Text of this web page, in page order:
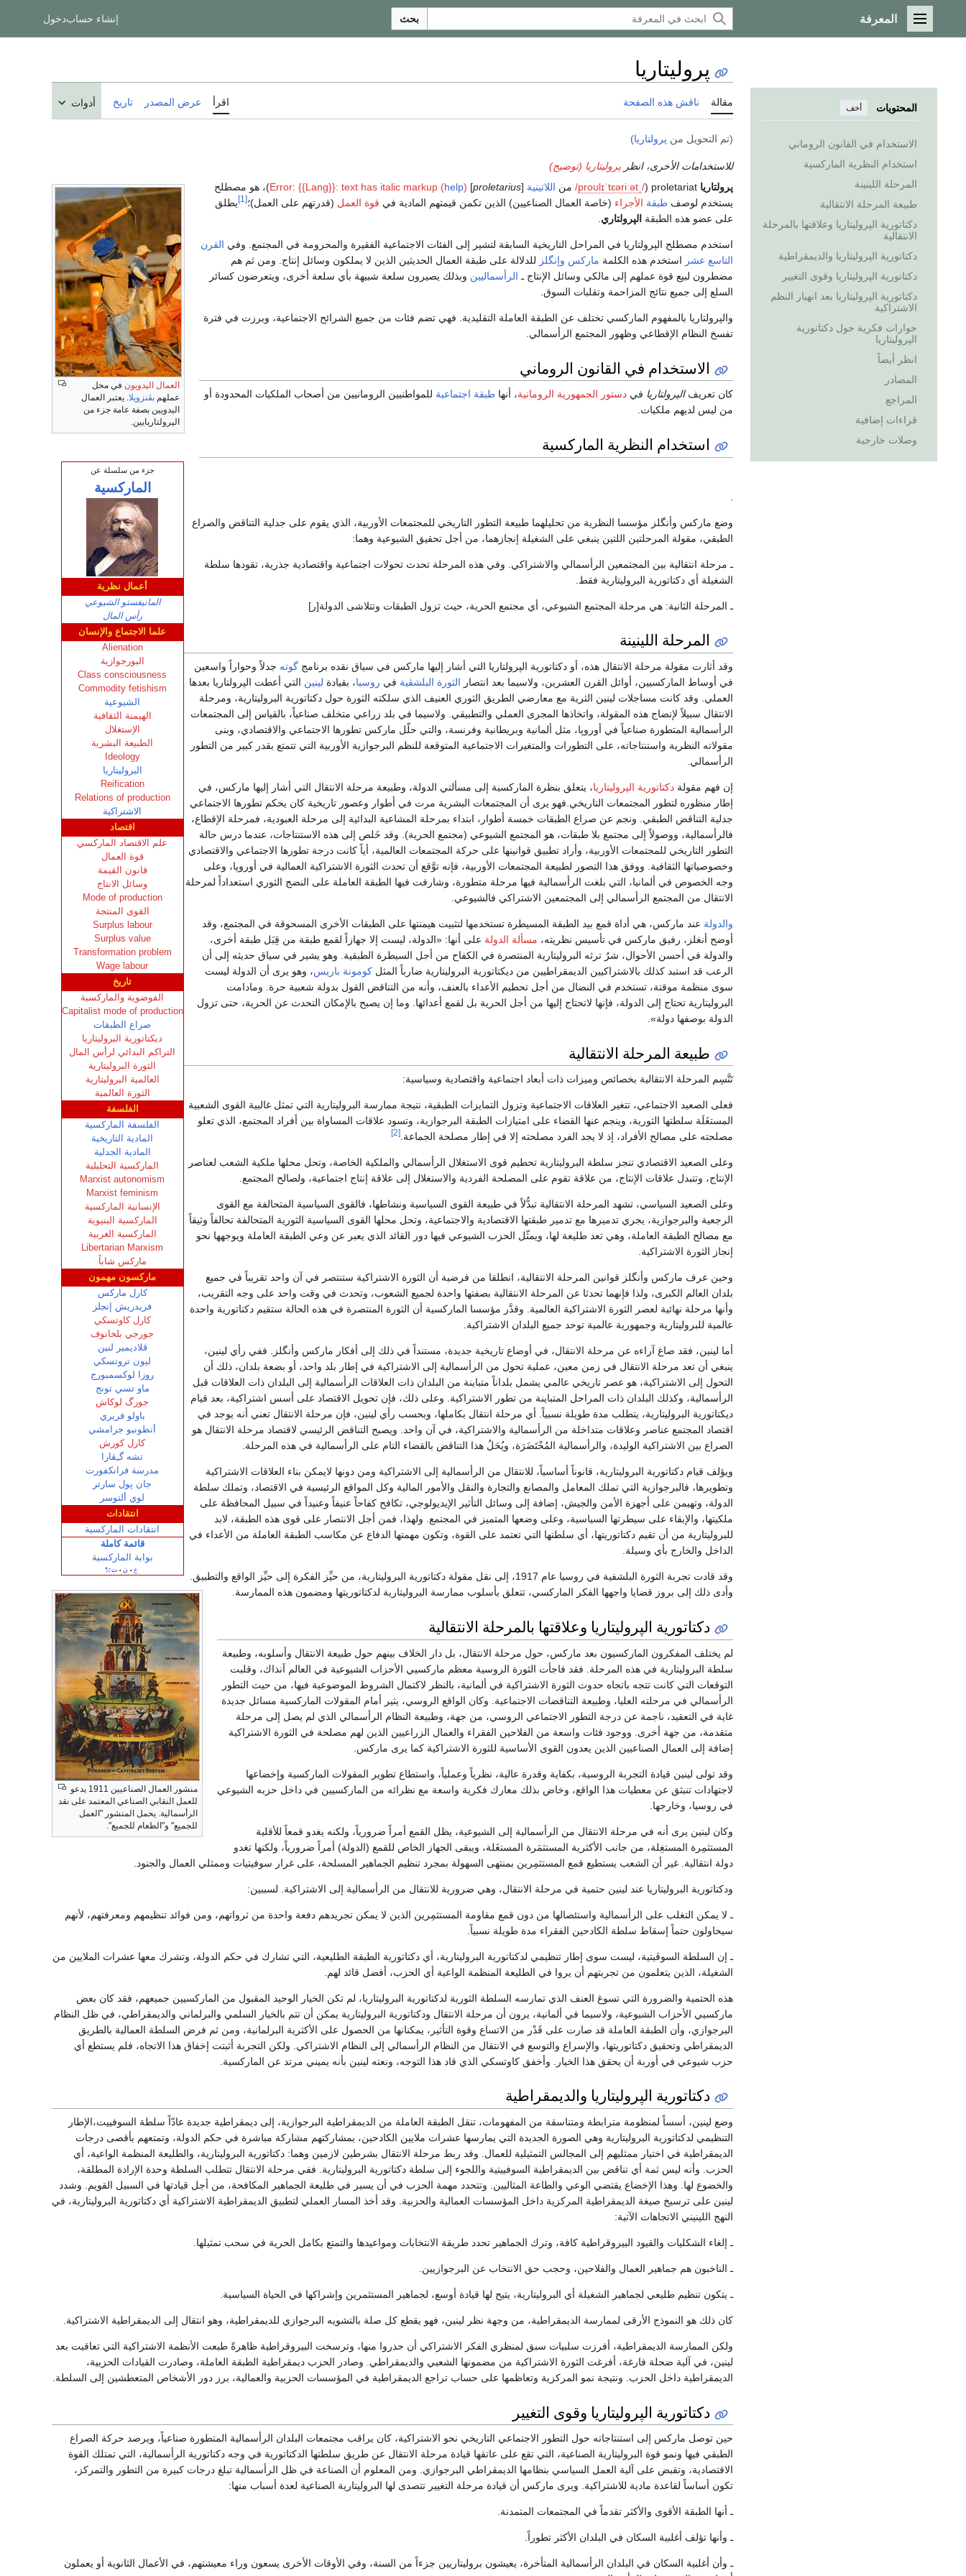
القائمة الرئيسية
المعرفة بحث إنشاء حسابدخول
المحتويات أخف
الاستخدام في القانون الروماني
استخدام النظرية الماركسية
المرحلة اللينينة
طبيعة المرحلة الانتقالية
دكتاتورية الپروليتاريا وعلاقتها بالمرحلة
الانتقالية
دكتاتورية الپروليتاريا والديمقراطية
دكتاتورية الپروليتاريا وقوى التغيير
دكتاتورية الپروليتاريا بعد انهيار النظم
الاشتراكية
حوارات فكرية حول دكتاتورية
الپروليتاريا
انظر أيضاً
المصادر
المراجع
قراءات إضافية
وصلات خارجية
پروليتاريا
مقالة ناقش هذه الصفحة اقرأ عرض المصدر تاريخ أدوات
(تم التحويل من پرولتاريا)
للاستخدامات الأخرى، انظر پروليتاريا (توضيح)
العمال اليدويون في محل
عملهم بڤنزويلا. يعتبر العمال
اليدويين بصفة عامة جزء من
الپرولتاريايين.
پرولتاريا /
proʊlɪˈtɛəriːət
/ من اللاتينية [
proletarius
]
Error: {{Lang}}: text has italic markup (help)
)، هو مصطلح
يستخدم لوصف طبقة الأجراء (خاصة العمال الصناعيين) الذين تكمن قيمتهم المادية في قوة العمل (قدرتهم على العمل)؛[1]
يطلق
على عضو هذه الطبقة الپرولتاري
استخدم مصطلح الپرولتاريا في المراحل التاريخية السابقة لتشير إلى الفئات الاجتماعية الفقيرة والمحرومة في المجتمع. وفي القرن
التاسع عشر استخدم هذه الكلمة ماركس وإنگلز للدلالة على طبقة العمال الحديثين الذين لا يملكون وسائل إنتاج. ومن ثم هم
مضطرون لبيع قوة عملهم إلى مالكي وسائل الإنتاج ـ الرأسماليين وبذلك يصيرون سلعة شبيهة بأي سلعة أخرى، ويتعرضون كسائر
السلع إلى جميع نتائج المزاحمة وتقلبات السوق.
والپرولتاريا بالمفهوم الماركسي تختلف عن الطبقة العاملة التقليدية. فهي تضم فئات من جميع الشرائح الاجتماعية، وبرزت في فترة
تفسخ النظام الإقطاعي وظهور المجتمع الرأسمالي.
الاستخدام في القانون الروماني
كان تعريفالپرولتاريا في دستور الجمهورية الرومانية، أنها طبقة اجتماعية للمواطنيين الرومانيين من أصحاب الملكيات المحدودة أو
من ليس لديهم ملكيات.
استخدام النظرية الماركسية
جزء من سلسلة عن
الماركسية
أعمال نظرية
المانيفستو الشيوعي
رأس المال
علما الاجتماع والإنسان
Alienation
البورجوازية
Class consciousness
Commodity fetishism
الشيوعية
الهيمنة الثقافية
الإستغلال
الطبيعة البشرية
Ideology
البروليتاريا
Reification
Relations of production
الاشتراكية
اقتصاد
علم الاقتصاد الماركسي
قوة العمال
قانون القيمة
وسائل الانتاج
Mode of production
القوى المنتجة
Surplus labour
Surplus value
Transformation problem
Wage labour
تاريخ
الفوضوية والماركسية
Capitalist mode of production
صراع الطبقات
ديكتاتورية البروليتاريا
التراكم البدائي لرأس المال
الثورة البروليتارية
العالمية البروليتارية
الثورة العالمية
الفلسفة
الفلسفة الماركسية
المادية التاريخية
المادية الجدلية
الماركسية التحليلية
Marxist autonomism
Marxist feminism
الإنسانية الماركسية
الماركسية البنيوية
الماركسية الغربية
Libertarian Marxism
ماركس شاباً
ماركسون مهمون
كارل ماركس
فريدريش إنجلز
كارل كاوتسكي
جورجي بلخانوف
ڤلاديمير لنين
ليون تروتسكي
روزا لوكسمبورج
ماو تسي تونج
جورگ لوكاش
باولو فريري
أنطونيو جرامشي
كارل كورش
تشه گـِڤارا
مدرسة فرانكفورت
جان پول سارتر
لوي ألتوسر
انتقادات
انتقادات الماركسية
قائمة كاملة
بوابة الماركسية
ع • ن • ت
منشور العمال الصناعيين 1911 يدعو
للعمل النقابي الصناعي المعتمد على نقد
الرأسمالية. يحمل المنشور "العمل
للجميع" و"الطعام للجميع".
وضع ماركس وأنگلز مؤسسا النظرية من تحليلهما طبيعة التطور التاريخي للمجتمعات الأوربية، الذي يقوم على جدلية التناقض والصراع
الطبقي، مقولة المرحلتين اللتين ينبغي على الشغيلة إنجازهما، من أجل تحقيق الشيوعية وهما:
ـ مرحلة انتقالية بين المجتمعين الرأسمالي والاشتراكي. وفي هذه المرحلة تحدث تحولات اجتماعية واقتصادية جذرية، تقودها سلطة
الشغيلة أي دكتاتورية البروليتارية فقط.
ـ المرحلة الثانية: هي مرحلة المجتمع الشيوعي، أي مجتمع الحرية، حيث تزول الطبقات وتتلاشى الدولة[ر]
المرحلة اللينينة
وقد أثارت مقولة مرحلة الانتقال هذه، أو دكتاتورية الپرولتاريا التي أشار إليها ماركس في سياق نقده برنامج گوته جدلاً وحواراً واسعين
في أوساط الماركسيين، أوائل القرن العشرين، ولاسيما بعد انتصار الثورة البلشڤية في روسيا، بقيادة لينين التي أعطت الپرولتاريا بعدها
العملي. وقد كانت مساجلات لينين الثرية مع معارضي الطريق الثوري العنيف الذي سلكته الثورة حول دكتاتورية البروليتارية، ومرحلة
الانتقال سبيلاً لإنضاج هذه المقولة، واتخاذها المجرى العملي والتطبيقي. ولاسيما في بلد زراعي متخلف صناعياً، بالقياس إلى المجتمعات
الرأسمالية المتطورة صناعياً في أوروپا، مثل ألمانية وبريطانية وفرنسة، والتي حلّل ماركس تطورها الاجتماعي والاقتصادي، وبنى
مقولاته النظرية واستنتاجاته، على التطورات والمتغيرات الاجتماعية المتوقعة للنظم البرجوازية الأوربية التي تتمتع بقدر كبير من التطور
الرأسمالي.
إن فهم مقولة دكتاتورية الپروليتاريا، يتعلق بنظرة الماركسية إلى مسألتي الدولة، وطبيعة مرحلة الانتقال التي أشار إليها ماركس، في
إطار منظوره لتطور المجتمعات التاريخي.فهو يرى أن المجتمعات البشرية مرت في أطوار وعصور تاريخية كان يحكم تطورها الاجتماعي
جدلية التناقض الطبقي. ونجم عن صراع الطبقات خمسة أطوار، ابتداء بمرحلة المشاعية البدائية إلى مرحلة العبودية، فمرحلة الإقطاع،
فالرأسمالية، ووصولاً إلى مجتمع بلا طبقات، هو المجتمع الشيوعي (مجتمع الحرية). وقد خَلص إلى هذه الاستنتاجات، عندما درس حالة
التطور التاريخي للمجتمعات الأوربية، وأراد تطبيق قوانينها على حركة المجتمعات العالمية، أياً كانت درجة تطورها الاجتماعي والاقتصادي
وخصوصياتها الثقافية. ووفق هذا التصور لطبيعة المجتمعات الأوربية، فإنه توَّقع أن تحدث الثورة الاشتراكية العمالية في أوروپا، وعلى
وجه الخصوص في ألمانيا، التي بلغت الرأسمالية فيها مرحلة متطورة، وشارفت فيها الطبقة العاملة على النضج الثوري استعداداً لمرحلة
الانتقال من المجتمع الرأسمالي إلى المجتمعين الاشتراكي فالشيوعي.
والدولة عند ماركس، هي أداة قمع بيد الطبقة المسيطرة تستخدمها لتثبيت هيمنتها على الطبقات الأخرى المسحوقة في المجتمع، وقد
أوضح أنغلز، رفيق ماركس في تأسيس نظريته، مسألة الدولة على أنها: «الدولة، ليست إلا جهازاً لقمع طبقة من قِبَل طبقة أخرى،
والدولة في أحسن الأحوال، شرٌ ترثه البروليتارية المنتصرة في الكفاح من أجل السيطرة الطبقية. وهو يشير في سياق حديثه إلى أن
الرعب قد استبد كذلك بالاشتراكيين الديمقراطيين من ديكتاتورية البروليتارية ضارباً المثل كومونة باريس، وهو يرى أن الدولة ليست
سوى منظمة موقتة، تستخدم في النضال من أجل تحطيم الأعداء بالعنف، وأنه من التناقض القول بدولة شعبية حرة. ومادامت
البروليتارية تحتاج إلى الدولة، فإنها لاتحتاج إليها من أجل الحرية بل لقمع أعدائها. وما إن يصبح بالإمكان التحدث عن الحرية، حتى تزول
الدولة بوصفها دولة».
طبيعة المرحلة الانتقالية
تَتَّسِم المرحلة الانتقالية بخصائص وميزات ذات أبعاد اجتماعية واقتصادية وسياسية:
فعلى الصعيد الاجتماعي، تتغير العلاقات الاجتماعية وتزول التمايزات الطبقية، نتيجة ممارسة البروليتارية التي تمثل غالبية القوى الشعبية
المستغَلَة سلطتها الثورية، وينجم عنها القضاء على امتيازات الطبقة البرجوازية، وتسود علاقات المساواة بين أفراد المجتمع، الذي تعلو
مصلحته على مصالح الأفراد، إذ لا يجد الفرد مصلحته إلا في إطار مصلحة الجماعة.[2]
وعلى الصعيد الاقتصادي تنجز سلطة البروليتارية تحطيم قوى الاستغلال الرأسمالي والملكية الخاصة، وتحل محلها ملكية الشعب لعناصر
الإنتاج، وتتبدل علاقات الإنتاج، من علاقة تقوم على المصلحة الفردية والاستغلال إلى علاقة إنتاج اجتماعية، ولصالح المجتمع.
وعلى الصعيد السياسي، تشهد المرحلة الانتقالية تبدُّلاً في طبيعة القوى السياسية ونشاطها، فالقوى السياسية المتحالفة مع القوى
الرجعية والبرجوازية، يجري تدميرها مع تدمير طبقتها الاقتصادية والاجتماعية، وتحل محلها القوى السياسية الثورية المتحالفة تحالفاً وثيقاً
مع مصالح الطبقة العاملة، وهي تعد طليعة لها، ويمثّل الحزب الشيوعي فيها دور القائد الذي يعبر عن وعي الطبقة العاملة ويوجهها نحو
إنجاز الثورة الاشتراكية.
وحين عرف ماركس وأنگلز قوانين المرحلة الانتقالية، انطلقا من فرضية أن الثورة الاشتراكية ستنتصر في آن واحد تقريباً في جميع
بلدان العالم الكبرى، ولذا فإنهما تحدثا عن المرحلة الانتقالية بصفتها واحدة لجميع الشعوب، وتحدث في وقت واحد على وجه التقريب،
وأنها مرحلة نهائية لعصر الثورة الاشتراكية العالمية. وقدَّر مؤسسا الماركسية أن الثورة المنتصرة في هذه الحالة ستقيم دكتاتورية واحدة
عالمية للبروليتارية وجمهورية عالمية توحد جميع البلدان الاشتراكية.
أما لينين، فقد صاغ آراءه عن مرحلة الانتقال، في أوضاع تاريخية جديدة، مستنداً في ذلك إلى أفكار ماركس وأنگلز. ففي رأي لينين،
ينبغي أن تعد مرحلة الانتقال في زمن معين، عملية تحول من الرأسمالية إلى الاشتراكية في إطار بلد واحد، أو بضعة بلدان، ذلك أن
التحول إلى الاشتراكية، هو عصر تاريخي عالمي يشمل بلداناً متباينة من البلدان ذات العلاقات الرأسمالية إلى البلدان ذات العلاقات قبل
الرأسمالية، وكذلك البلدان ذات المراحل المتباينة من تطور الاشتراكية. وعلى ذلك، فإن تحويل الاقتصاد على أسس اشتراكية، بعد قيام
ديكتاتورية البروليتارية، يتطلب مدة طويلة نسبياً. أي مرحلة انتقال بكاملها، وبحسب رأي لينين، فإن مرحلة الانتقال تعني أنه يوجد في
اقتصاد المجتمع عناصر وعلاقات متداخلة من الرأسمالية والاشتراكية، في آن واحد. ويصبح التناقض الرئيسي لاقتصاد مرحلة الانتقال هو
الصراع بين الاشتراكية الوليدة، والرأسمالية المُحْتَضَرَة، ويُحَلُ هذا التناقض بالقضاء التام على الرأسمالية في هذه المرحلة.
ويؤلف قيام دكتاتورية البروليتارية، قانوناً أساسياً، للانتقال من الرأسمالية إلى الاشتراكية ومن دونها لايمكن بناء العلاقات الاشتراكية
وتطويرها، فالبرجوازية التي تملك المعامل والمصانع والتجارة والنقل والأمور المالية وكل المواقع الرئيسية في الاقتصاد، وتملك سلطة
الدولة، وتهيمن على أجهزة الأمن والجيش، إضافة إلى وسائل التأثير الإيديولوجي، تكافح كفاحاً عنيفاً وعنيداً في سبيل المحافظة على
ملكيتها، والإبقاء على سيطرتها السياسية، وعلى وضعها المتميز في المجتمع. ولهذا، فمن أجل الانتصار على قوى هذه الطبقة، لابد
للبروليتارية من أن تقيم دكتاتوريتها، أي سلطتها التي تعتمد على القوة، وتكون مهمتها الدفاع عن مكاسب الطبقة العاملة من الأعداء في
الداخل والخارج بأي وسيلة.
وقد قادت تجربة الثورة البلشفية في روسيا عام 1917، إلى نقل مقولة دكتاتورية البروليتارية، من حيِّز الفكرة إلى حيِّز الواقع والتطبيق.
وأدى ذلك إلى بروز قضايا واجهها الفكر الماركسي، تتعلق بأسلوب ممارسة البروليتارية لدكتاتوريتها ومضمون هذه الممارسة.
دكتاتورية الپروليتاريا وعلاقتها بالمرحلة الانتقالية
لم يختلف المفكرون الماركسيون بعد ماركس، حول مرحلة الانتقال، بل دار الخلاف بينهم حول طبيعة الانتقال وأسلوبه، وطبيعة
سلطة البروليتارية في هذه المرحلة. فقد فاجأت الثورة الروسية معظم ماركسيي الأحزاب الشيوعية في العالم آنذاك، وقلبت
التوقعات التي كانت تتجه باتجاه حدوث الثورة الاشتراكية في ألمانية، بالنظر لاكتمال الشروط الموضوعية فيها، من حيث التطور
الرأسمالي في مرحلته العليا، وطبيعة التناقضات الاجتماعية. وكان الواقع الروسي، يثير أمام المقولات الماركسية مسائل جديدة
غاية في التعقيد، ناجمة عن درجة التطور الاجتماعي الروسي، من جهة، وطبيعة النظام الرأسمالي الذي لم يصل إلى مرحلة
متقدمة، من جهة أخرى. ووجود فئات واسعة من الفلاحين الفقراء والعمال الزراعيين الذين لهم مصلحة في الثورة الاشتراكية
إضافة إلى العمال الصناعيين الذين يعدون القوى الأساسية للثورة الاشتراكية كما يرى ماركس.
وقد تولى لينين قيادة التجربة الروسية، بكفاية وقدرة عالية، نظرياً وعملياً، واستطاع تطوير المقولات الماركسية وإخضاعها
لاجتهادات تنبثق عن معطيات هذا الواقع، وخاض بذلك معارك فكرية واسعة مع نظرائه من الماركسيين في داخل حزبه الشيوعي
في روسيا، وخارجها.
وكان لينين يرى أنه في مرحلة الانتقال من الرأسمالية إلى الشيوعية، يظل القمع أمراً ضرورياً، ولكنه يغدو قمعاً للأقلية
المستثمِرة المستغِلة، من جانب الأكثرية المستثمَرة المستغَلة، ويبقى الجهاز الخاص للقمع (الدولة) أمراً ضرورياً، ولكنها تغدو
دولة انتقالية. غير أن الشعب يستطيع قمع المستثمِرين بمنتهى السهولة بمجرد تنظيم الجماهير المسلحة، على غرار سوفيتيات وممثلي العمال والجنود.
ودكتاتورية البروليتاريا عند لينين حتمية في مرحلة الانتقال، وهي ضرورية للانتقال من الرأسمالية إلى الاشتراكية. لسببين:
ـ لا يمكن التغلب على الرأسمالية واستئصالها من دون قمع مقاومة المستثمِرين الذين لا يمكن تجريدهم دفعة واحدة من ثرواتهم، ومن فوائد تنظيمهم ومعرفتهم، لأنهم
سيحاولون حتماً إسقاط سلطة الكادحين الفقراء مدة طويلة نسبياً.
ـ إن السلطة السوڤيتية، ليست سوى إطار تنظيمي لدكتاتورية البروليتارية، أي دكتاتورية الطبقة الطليعية، التي تشارك في حكم الدولة، وتشرك معها عشرات الملايين من
الشغيلة، الذين يتعلمون من تجربتهم أن يروا في الطليعة المنظمة الواعية أي الحزب، أفضل قائد لهم.
هذه الحتمية والضرورة التي تسوغ العنف الذي تمارسه السلطة الثورية لدكتاتورية البروليتاريا، لم تكن الخيار الوحيد المقبول من الماركسيين جميعهم، فقد كان بعض
ماركسيي الأحزاب الشيوعية، ولاسيما في ألمانية، يرون أن مرحلة الانتقال ودكتاتورية البروليتارية يمكن أن تتم بالخيار السلمي والبرلماني والديمقراطي، في ظل النظام
البرجوازي، وأن الطبقة العاملة قد صارت على قَدْر من الاتساع وقوة التأثير، يمكنانها من الحصول على الأكثرية البرلمانية، ومن ثم فرض السلطة العمالية بالطريق
الديمقراطي وتحقيق دكتاتوريتها، والإسراع والتوسع في الانتقال من النظام الرأسمالي إلى النظام الاشتراكي. ولكن التجربة أثبتت إخفاق هذا الاتجاه، فلم يستطع أي
حزب شيوعي في أوربة أن يحقق هذا الخيار. وأخفق كاوتسكي الذي قاد هذا التوجه، ونعته لينين بأنه يميني مرتد عن الماركسية.
دكتاتورية الپروليتاريا والديمقراطية
وضع لينين، أسساً لمنظومة مترابطة ومتناسقة من المفهومات، تنقل الطبقة العاملة من الديمقراطية البرجوازية، إلى ديمقراطية جديدة عادّاً سلطة السوفييت،الإطار
التنظيمي لدكتاتورية البروليتارية وهي الصورة الجديدة التي يمارسها عشرات ملايين الكادحين، بمشاركتهم مشاركة مباشرة في حكم الدولة، وتمتعهم بأقصى درجات
الديمقراطية في اختيار ممثليهم إلى المجالس التمثيلية للعمال. وقد ربط مرحلة الانتقال بشرطين لازمين وهما: دكتاتورية البروليتارية، والطليعة المنظمة الواعية، أي
الحزب. وأنه ليس ثمة أي تناقض بين الديمقراطية السوفييتية واللجوء إلى سلطة دكتاتورية البروليتارية. ففي مرحلة الانتقال تتطلب السلطة وحدة الإرادة المطلقة،
والخضوع لها. وهذا الإخضاع يقتضي الوعي والطاعة المثاليين. وتتحدد مهمة الحزب في أن يسير في طليعة الجماهير المكافحة، من أجل قيادتها في السبيل القويم. وشدد
لينين على ترسيخ صيغة الديمقراطية المركزية داخل المؤسسات العمالية والحزبية. وقد أخذ المسار العملي لتطبيق الديمقراطية الاشتراكية أي دكتاتورية البروليتارية، في
النهج اللينيني الاتجاهات الآتية:
ـ إلغاء الشكليات والقيود البيروقراطية كافة، وترك الجماهير تحدد طريقة الانتخابات ومواعيدها والتمتع بكامل الحرية في سحب تمثيلها.
ـ الناخبون هم جماهير العمال والفلاحين، وحجب حق الانتخاب عن البرجوازيين.
ـ يتكون تنظيم طليعي لجماهير الشغيلة أي البروليتارية، يتيح لها قيادة أوسع، لجماهير المستثمرين وإشراكها في الحياة السياسية.
كان ذلك هو النموذج الأرقى لممارسة الديمقراطية، من وجهة نظر لينين، فهو يقطع كل صلة بالتشويه البرجوازي للديمقراطية، وهو انتقال إلى الديمقراطية الاشتراكية.
ولكن الممارسة الديمقراطية، أفرزت سلبيات سبق لمنظري الفكر الاشتراكي أن حذروا منها، وترسخت البيروقراطية ظاهرةً طبعت الأنظمة الاشتراكية التي تعاقبت بعد
لينين، في آلية ضحلة فارغة، أفرغت الثورة الاشتراكية من مضمونها الشعبي والديمقراطي. وصادر الحزب ديمقراطية الطبقة العاملة، وصادرت القيادات الحزبية،
الديمقراطية داخل الحزب. ونتيجة نمو المركزية وتعاظمها على حساب تراجع الديمقراطية في المؤسسات الحزبية والعمالية، برز دور الأشخاص المتعطشين إلى السلطة.
دكتاتورية الپروليتاريا وقوى التغيير
حين توصل ماركس إلى استنتاجاته حول التطور الاجتماعي التاريخي نحو الاشتراكية، كان يراقب مجتمعات البلدان الرأسمالية المتطورة صناعياً، ويرصد حركة الصراع
الطبقي فيها ونمو قوة البروليتارية الصناعية، التي تقع على عاتقها قيادة مرحلة الانتقال عن طريق سلطتها الدكتاتورية في وجه دكتاتورية الرأسمالية، التي تمتلك القوة
الاقتصادية، وتقبض على آلية العمل السياسي بنظامها الديمقراطي البرجوازي. ومن المعلوم أن الصناعة في ظل الرأسمالية تبلغ درجات كبيرة من التطور والتمركز،
تكون أساساً لقاعدة مادية للاشتراكية. ويرى ماركس أن قيادة مرحلة التغيير تتصدى لها البروليتارية الصناعية لعدة أسباب منها:
ـ أنها الطبقة الأقوى والأكثر تقدماً في المجتمعات المتمدنة.
ـ وأنها تؤلف أغلبية السكان في البلدان الأكثر تطوراً.
ـ وأن أغلبية السكان في البلدان الرأسمالية المتأخرة، يعيشون بروليتاريين جزءاً من السنة، وفي الأوقات الأخرى يسعون وراء معيشتهم، في الأعمال الثانوية أو يعملون